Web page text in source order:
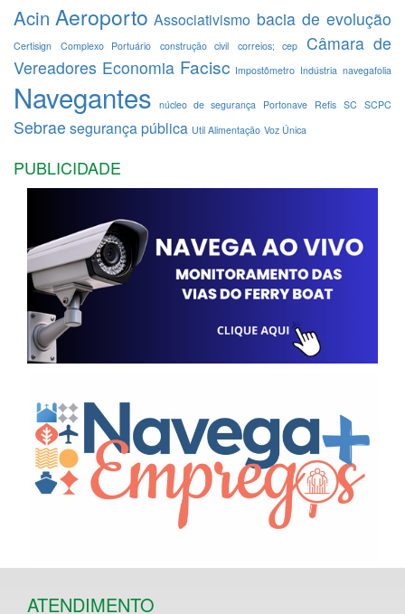
Acin Aeroporto Associativismo bacia de evolução
Certisign Complexo Portuário construção civil correios; cep
Câmara de
Vereadores Economia Facisc Impostômetro Indústria navegafolia
Navegantes núcleo de segurança Portonave Refis SC SCPC
Sebrae segurança pública Util Alimentação Voz Única
PUBLICIDADE
ATENDIMENTO